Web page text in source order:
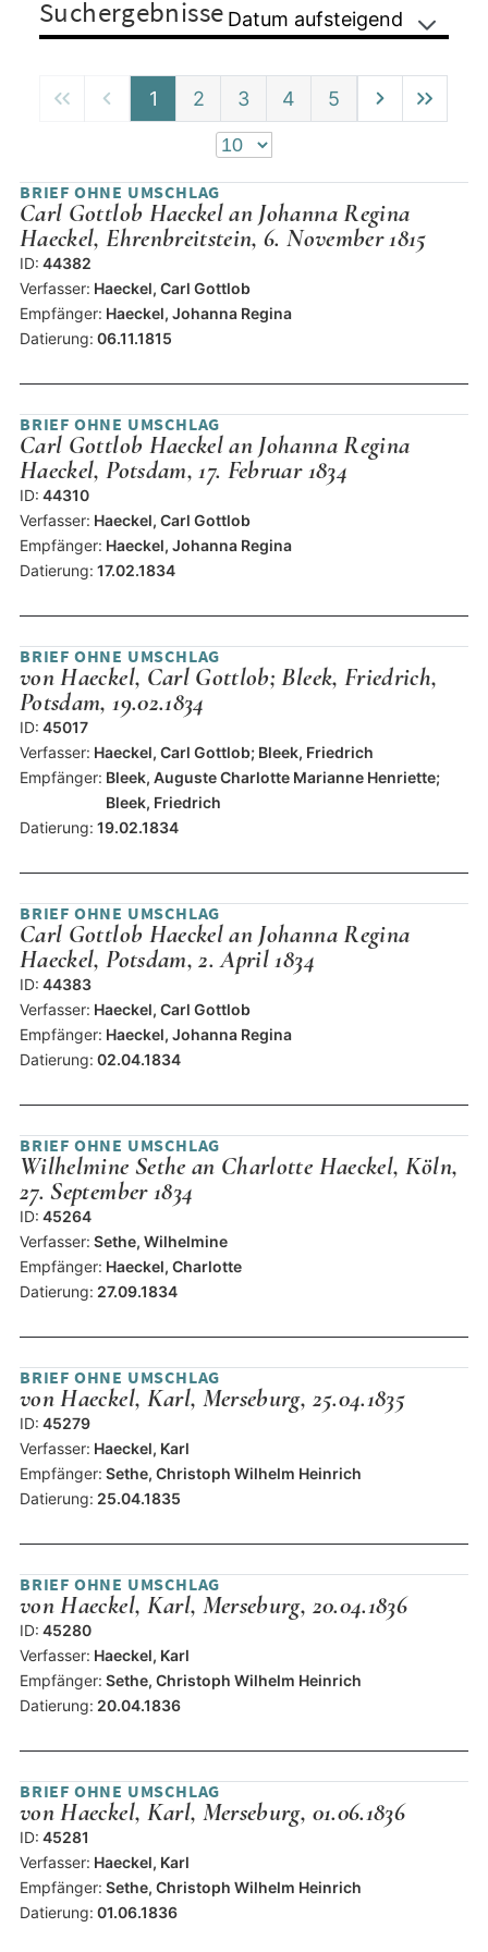
Suchergebnisse Datum aufsteigend
1 2 3 4 5
BRIEF OHNE UMSCHLAG
Carl Gottlob Haeckel an Johanna Regina
Haeckel, Ehrenbreitstein, 6. November 1815
ID: 44382
Verfasser: Haeckel, Carl Gottlob
Empfänger: Haeckel, Johanna Regina
Datierung: 06.11.1815
BRIEF OHNE UMSCHLAG
Carl Gottlob Haeckel an Johanna Regina
Haeckel, Potsdam, 17. Februar 1834
ID: 44310
Verfasser: Haeckel, Carl Gottlob
Empfänger: Haeckel, Johanna Regina
Datierung: 17.02.1834
BRIEF OHNE UMSCHLAG
von Haeckel, Carl Gottlob; Bleek, Friedrich,
Potsdam, 19.02.1834
ID: 45017
Verfasser: Haeckel, Carl Gottlob; Bleek, Friedrich
Empfänger: Bleek, Auguste Charlotte Marianne Henriette;
Bleek, Friedrich
Datierung: 19.02.1834
BRIEF OHNE UMSCHLAG
Carl Gottlob Haeckel an Johanna Regina
Haeckel, Potsdam, 2. April 1834
ID: 44383
Verfasser: Haeckel, Carl Gottlob
Empfänger: Haeckel, Johanna Regina
Datierung: 02.04.1834
BRIEF OHNE UMSCHLAG
Wilhelmine Sethe an Charlotte Haeckel, Köln,
27. September 1834
ID: 45264
Verfasser: Sethe, Wilhelmine
Empfänger: Haeckel, Charlotte
Datierung: 27.09.1834
BRIEF OHNE UMSCHLAG
von Haeckel, Karl, Merseburg, 25.04.1835
ID: 45279
Verfasser: Haeckel, Karl
Empfänger: Sethe, Christoph Wilhelm Heinrich
Datierung: 25.04.1835
BRIEF OHNE UMSCHLAG
von Haeckel, Karl, Merseburg, 20.04.1836
ID: 45280
Verfasser: Haeckel, Karl
Empfänger: Sethe, Christoph Wilhelm Heinrich
Datierung: 20.04.1836
BRIEF OHNE UMSCHLAG
von Haeckel, Karl, Merseburg, 01.06.1836
ID: 45281
Verfasser: Haeckel, Karl
Empfänger: Sethe, Christoph Wilhelm Heinrich
Datierung: 01.06.1836